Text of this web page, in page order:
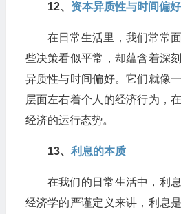
12、​ 资本异质性与时间偏好
在日常生活里，我们常常
些决策看似平常，却蕴含着深
异质性与时间偏好。它们就像
层面左右着个人的经济行为，
经济的运行态势。
13、​ 利息的本质
在我们的日常生活中，利
经济学的严谨定义来讲，利息